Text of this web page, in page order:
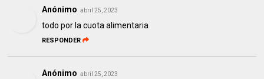
Anónimo abril 25, 2023
todo por la cuota alimentaria
RESPONDER
Anónimo abril 25, 2023